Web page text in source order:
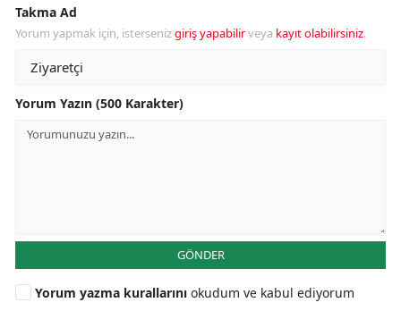
Takma Ad
Yorum yapmak için, istersenizgiriş yapabilirveya kayıt olabilirsiniz.
Yorum Yazın (500 Karakter)
GÖNDER
Yorum yazma kurallarını okudum ve kabul ediyorum